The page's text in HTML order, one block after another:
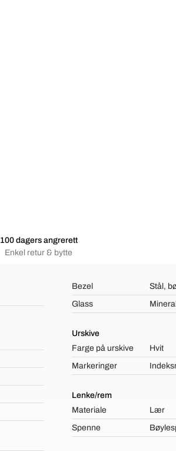
100 dagers angrerett
Enkel retur & bytte
Bezel
Stål,
Glass
Mineral
Urskive
Farge på urskive
Hvit
Markeringer
Lenke/rem
Materiale
Lær
Spenne